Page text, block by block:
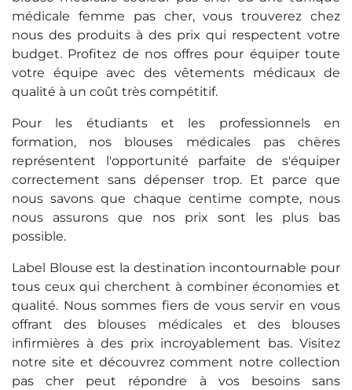
médicale femme pas cher, vous trouverez chez
nous des produits à des prix qui respectent votre
budget. Profitez de nos offres pour équiper toute
votre équipe avec des vêtements médicaux de
qualité à un coût très compétitif.
Pour les étudiants et les professionnels en
formation, nos blouses médicales pas chères
représentent l'opportunité parfaite de s'équiper
correctement sans dépenser trop. Et parce que
nous savons que chaque centime compte, nous
nous assurons que nos prix sont les plus bas
possible.
Label Blouse est la destination incontournable pour
tous ceux qui cherchent à combiner économies et
qualité. Nous sommes fiers de vous servir en vous
offrant des blouses médicales et des blouses
infirmières à des prix incroyablement bas. Visitez
notre site et découvrez comment notre collection
pas cher peut répondre à vos besoins sans